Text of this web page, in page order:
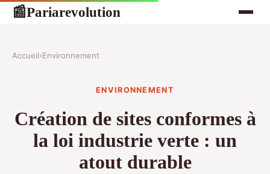
📰Pariarevolution
Accueil›Environnement
ENVIRONNEMENT
Création de sites conformes à
la loi industrie verte : un
atout durable